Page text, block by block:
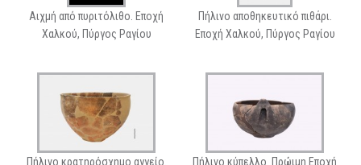
Αιχμή από πυριτόλιθο. Εποχή
Χαλκού, Πύργος Ραγίου
Πήλινο αποθηκευτικό πιθάρι.
Εποχή Χαλκού, Πύργος Ραγίου
Πήλινο κρατηρόσχημο αγγείο.
Πήλινο κύπελλο. Πρώιμη Εποχή